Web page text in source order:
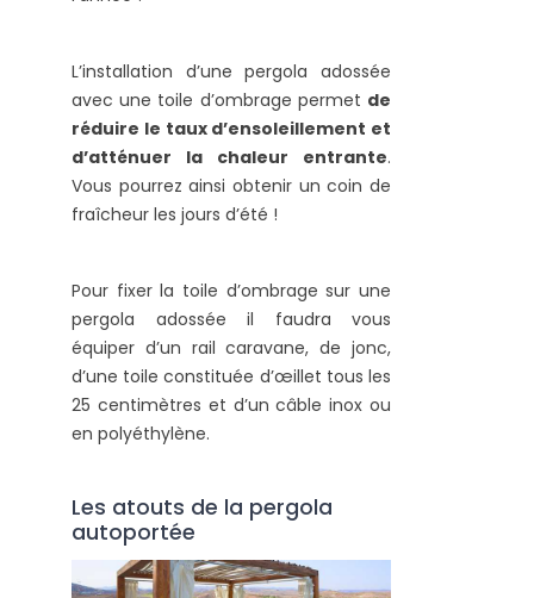
L’installation d’une pergola adossée
avec une toile d’ombrage permet de
réduire le taux d’ensoleillement et
d’atténuer la chaleur entrante.
Vous pourrez ainsi obtenir un coin de
fraîcheur les jours d’été !
Pour fixer la toile d’ombrage sur une
pergola adossée il faudra vous
équiper d’un rail caravane, de jonc,
d’une toile constituée d’œillet tous les
25 centimètres et d’un câble inox ou
en polyéthylène.
Les atouts de la pergola
autoportée